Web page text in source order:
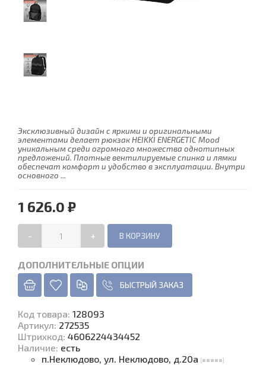
Эксклюзивный дизайн с яркими и оригинальными
элементами делает рюкзак HEIKKI ENERGETIC Mood
уникальным среди огромного множества однотипных
предложений. Плотные вентилируемые спинка и лямки
обеспечат комфорт и удобство в эксплуатации. Внутри
основного ...
1 626.0 ₽
- +
ДОПОЛНИТЕЛЬНЫЕ ОПЦИИ
БЫСТРЫЙ ЗАКАЗ
Код товара: 128093
Артикул: 272535
Штрихкод: 4606224434452
Наличие: есть
п.Неклюдово, ул. Неклюдово, д.20а